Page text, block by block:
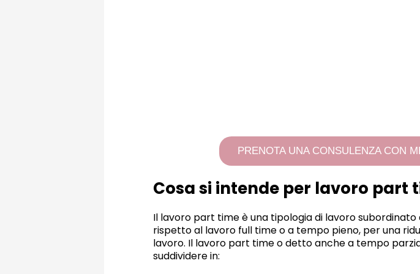
PRENOTA UNA CONSULENZA CON
Cosa si intende per lavoro part
Il lavoro part time è una tipologia di lavoro subordinato
rispetto al lavoro full time o a tempo pieno, per una
lavoro. Il lavoro part time o detto anche a tempo
suddividere in: